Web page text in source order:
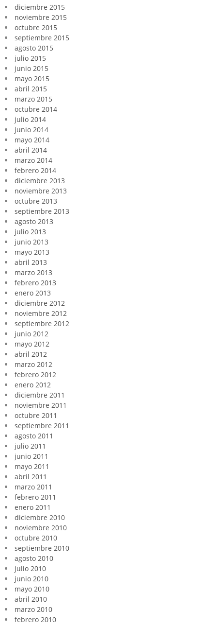
diciembre 2015
noviembre 2015
octubre 2015
septiembre 2015
agosto 2015
julio 2015
junio 2015
mayo 2015
abril 2015
marzo 2015
octubre 2014
julio 2014
junio 2014
mayo 2014
abril 2014
marzo 2014
febrero 2014
diciembre 2013
noviembre 2013
octubre 2013
septiembre 2013
agosto 2013
julio 2013
junio 2013
mayo 2013
abril 2013
marzo 2013
febrero 2013
enero 2013
diciembre 2012
noviembre 2012
septiembre 2012
junio 2012
mayo 2012
abril 2012
marzo 2012
febrero 2012
enero 2012
diciembre 2011
noviembre 2011
octubre 2011
septiembre 2011
agosto 2011
julio 2011
junio 2011
mayo 2011
abril 2011
marzo 2011
febrero 2011
enero 2011
diciembre 2010
noviembre 2010
octubre 2010
septiembre 2010
agosto 2010
julio 2010
junio 2010
mayo 2010
abril 2010
marzo 2010
febrero 2010